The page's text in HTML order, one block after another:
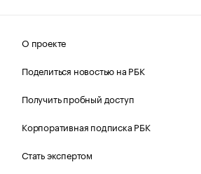
О проекте
Поделиться новостью на РБК
Получить пробный доступ
Корпоративная подписка РБК
Стать экспертом